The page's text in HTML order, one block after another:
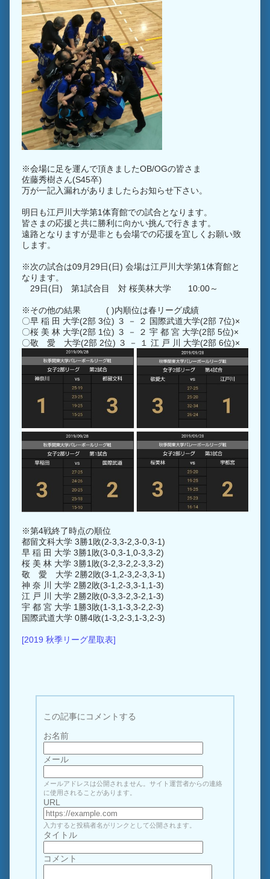
※会場に足を運んで頂きましたOB/OGの皆さま
佐藤秀樹さん(S45卒)
万が一記入漏れがありましたらお知らせ下さい。
明日も江戸川大学第1体育館での試合となります。
皆さまの応援と共に勝利に向かい挑んで行きます。
遠路となりますが是非とも会場での応援を宜しくお願い致
します。
※次の試合は09月29日(日) 会場は江戸川大学第1体育館と
なります。
29日(日) 第1試合目 対 桜美林大学 10:00～
※その他の結果 ( )内順位は春リーグ成績
〇早 稲 田 大学(2部 3位) ３ － ２ 国際武道大学(2部 7位)×
〇桜 美 林 大学(2部 1位) ３ － ２ 宇 都 宮 大学(2部 5位)×
〇敬 愛 大学(2部 2位) ３ － １ 江 戸 川 大学(2部 6位)×
※第4戦終了時点の順位
都留文科大学 3勝1敗(2-3,3-2,3-0,3-1)
早 稲 田 大学 3勝1敗(3-0,3-1,0-3,3-2)
桜 美 林 大学 3勝1敗(3-2,3-2,2-3,3-2)
敬 愛 大学 2勝2敗(3-1,2-3,2-3,3-1)
神 奈 川 大学 2勝2敗(3-1,2-3,3-1,1-3)
江 戸 川 大学 2勝2敗(0-3,3-2,3-2,1-3)
宇 都 宮 大学 1勝3敗(1-3,1-3,3-2,2-3)
国際武道大学 0勝4敗(1-3,2-3,1-3,2-3)
[2019 秋季リーグ星取表]
この記事にコメントする
お名前
メール
メールアドレスは公開されません。サイト運営者からの連絡
に使用されることがあります。
URL
入力すると投稿者名がリンクとして公開されます。
タイトル
コメント